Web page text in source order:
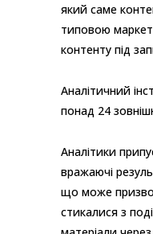
який саме
типовою
контенту під
Аналітичний
понад 24
Аналітики
вражаючі
що може
стикалися з